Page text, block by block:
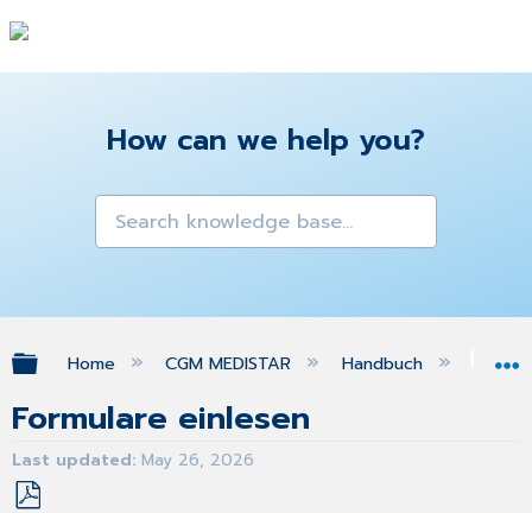
How can we help you?
Expand/collapse global hierarchy
Home CGM MEDISTAR Handbuch
Formulare einlesen
Last updated May 26, 2026